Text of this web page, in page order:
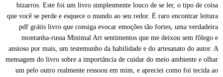
bizarros. Este foi um livro simplesmente louco de se ler, o tipo de coisa
que você se perde e esquece o mundo ao seu redor. É raro encontrar leitura
pdf grátis livro que consiga evocar emoções tão fortes, uma verdadeira
montanha-russa Minimal Art sentimentos que me deixou sem fôlego e
ansioso por mais, um testemunho da habilidade e do artesanato do autor. A
mensagem do livro sobre a importância de cuidar do meio ambiente e olhar
um pelo outro realmente ressoou em mim, e apreciei como foi tecida ao